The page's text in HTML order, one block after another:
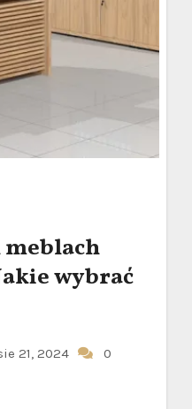
wybrać
21, 2024
0